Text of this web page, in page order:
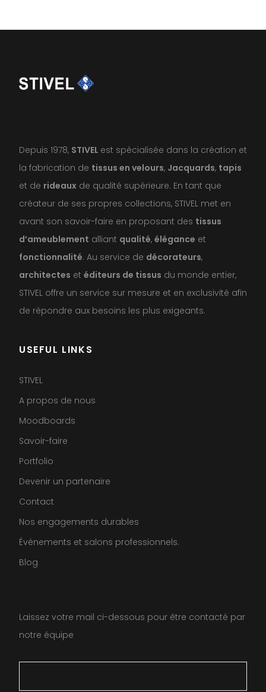
Depuis 1978, STIVEL est spécialisée dans la création et
la fabrication de tissus en velours, Jacquards, tapis
et de rideaux de qualité supérieure. En tant que
créateur de ses propres collections, STIVEL met en
avant son savoir-faire en proposant des tissus
d’ameublement alliant qualité, élégance et
fonctionnalité. Au service de décorateurs,
architectes et éditeurs de tissus du monde entier,
STIVEL offre un service sur mesure et en exclusivité afin
de répondre aux besoins les plus exigeants.
USEFUL LINKS
STIVEL
A propos de nous
Moodboards
Savoir-faire
Portfolio
Devenir un partenaire
Contact
Nos engagements durables
Événements et salons professionnels.
Blog
Laissez votre mail ci-dessous pour être contacté par
notre équipe